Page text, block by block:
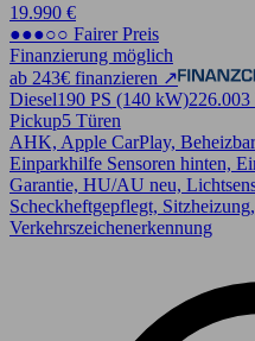
19.990 €
●●●○○ Fairer Preis
Finanzierung möglich
ab 243€ finanzieren ↗
Diesel190 PS (140 kW)226.003
Pickup5 Türen
AHK, Apple CarPlay,
Einparkhilfe Sensoren hinten,
Garantie, HU/AU neu,
Scheckheftgepflegt,
Verkehrszeichenerkennung